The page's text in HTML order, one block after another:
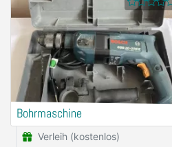
Bohrmaschine
Verleih (kostenlos)